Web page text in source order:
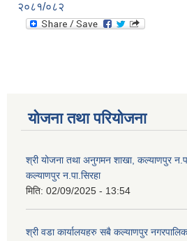
२०८१/०८२
योजना तथा परियोजना
श्री योजना तथा अनुगमन शाखा, कल्याणपुर
कल्याणपुर न.पा.सिरहा
मिति: 02/09/2025 - 13:54
श्री वडा कार्यालयहरु सबै कल्याणपुर